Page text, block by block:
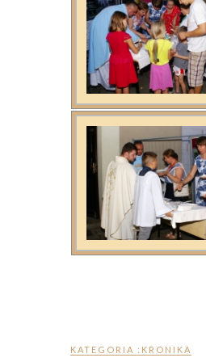
KATEGORIA : KRONIKA